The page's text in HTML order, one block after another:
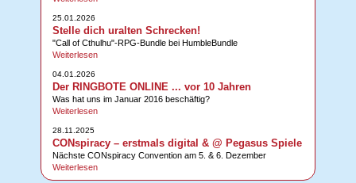
25.01.2026
Stelle dich uralten Schrecken!
"Call of Cthulhu"-RPG-Bundle bei HumbleBundle
Weiterlesen
04.01.2026
Der RINGBOTE ONLINE ... vor 10 Jahren
Was hat uns im Januar 2016 beschäftig?
Weiterlesen
28.11.2025
CONspiracy – erstmals digital & @ Pegasus Spiele
Nächste CONspiracy Convention am 5. & 6. Dezember
Weiterlesen